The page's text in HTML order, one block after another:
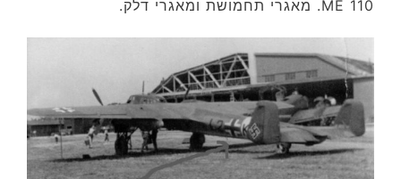
ME 110. מאגרי תחמושת ומאגרי דלק.